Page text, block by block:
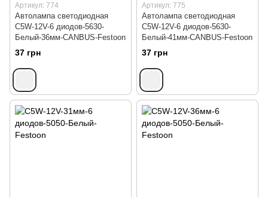
Артикул: 774
Автолампа светодиодная
C5W-12V-6 диодов-5630-
Белый-36мм-CANBUS-Festoon
37 грн
Артикул: 775
Автолампа светодиодная
C5W-12V-6 диодов-5630-
Белый-41мм-CANBUS-Festoon
37 грн